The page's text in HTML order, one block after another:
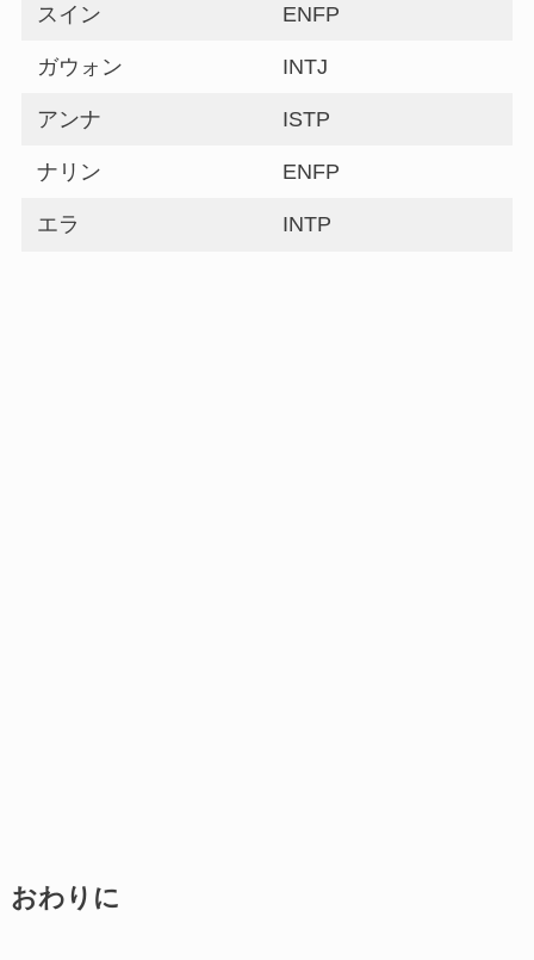
スイン ENFP
ガウォン INTJ
アンナ ISTP
ナリン ENFP
エラ INTP
おわりに